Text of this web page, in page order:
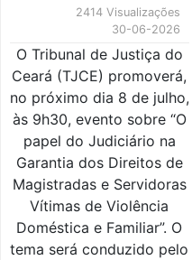
2414 Visualizações
30-06-2026
O Tribunal de Justiça do
Ceará (TJCE) promoverá,
no próximo dia 8 de julho,
às 9h30, evento sobre “O
papel do Judiciário na
Garantia dos Direitos de
Magistradas e Servidoras
Vítimas de Violência
Doméstica e Familiar”. O
tema será conduzido pelo